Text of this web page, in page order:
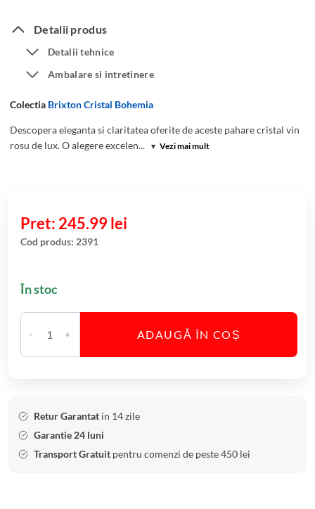
Detalii produs
Detalii tehnice
Ambalare si intretinere
Colectia Brixton Cristal Bohemia
Descopera eleganta si claritatea oferite de aceste pahare cristal vin
rosu de lux. O alegere excelen... ▾ Vezi mai mult
245.99lei
Cod produs: 2391
În stoc
C
a
i
t
ADAUGĂ ÎN COȘ
Retur Garantat in 14 zile
Garantie 24 luni
Transport Gratuit pentru comenzi de peste 450 lei